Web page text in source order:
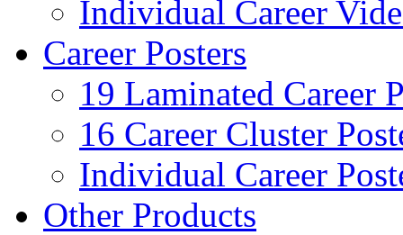
Individual Career
Career Posters
19 Laminated Career
16 Career Cluster
Individual Career
Other Products